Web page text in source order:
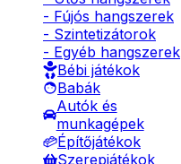
- Fújós hangszerek
- Szintetizátorok
- Egyéb hangszerek
Bébi játékok
Babák
Autók és
munkagépek
Építőjátékok
Szerepjátékok